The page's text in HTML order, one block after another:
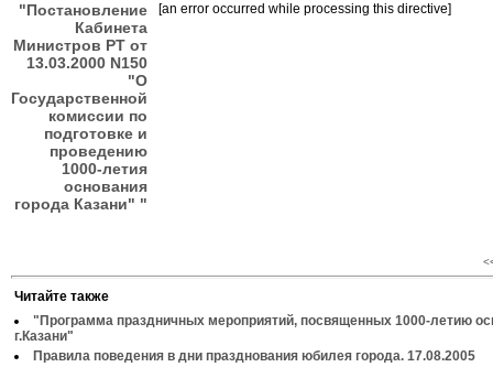
"Постановление
Кабинета
Министров РТ от
13.03.2000 N150
"О
Государственной
комиссии по
подготовке и
проведению
1000-летия
основания
города Казани" "
[an error occurred while processing this directive]
Читайте также
"Программа праздничных мероприятий, посвященных 1000-летию
г.Казани"
Правила поведения в дни празднования юбилея города. 17.08.2005